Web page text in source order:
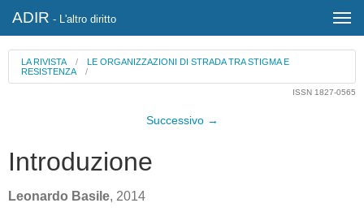
ADIR - L'altro diritto
LA RIVISTA / LE ORGANIZZAZIONI DI STRADA TRA STIGMA E
RESISTENZA /
ISSN 1827-0565
Successivo →
Introduzione
Leonardo Basile, 2014